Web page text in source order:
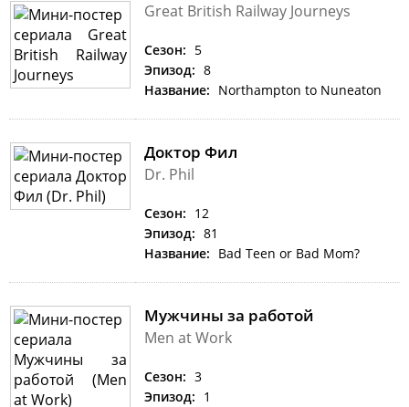
Great British Railway Journeys
Сезон: 5
Эпизод: 8
Название: Northampton to Nuneaton
Доктор Фил
Dr. Phil
Сезон: 12
Эпизод: 81
Название: Bad Teen or Bad Mom?
Мужчины за работой
Men at Work
Сезон: 3
Эпизод: 1